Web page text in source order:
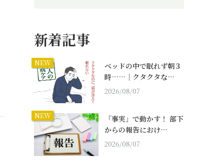
新着記事
NEW
ベッドの中で眠れず朝３
時……｜クタクタな…
2026/08/07
NEW
「事実」で動かす！ 部下
からの報告におけ…
2026/08/07